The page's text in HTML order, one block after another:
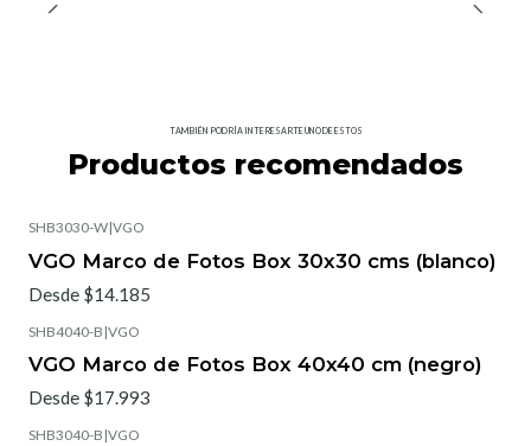
TAMBIÉN PODRÍA INTERESARTE UNO DE ESTOS
Productos recomendados
SHB3030-W|VGO
VGO Marco de Fotos Box 30x30 cms (blanco)
Desde $14.185
SHB4040-B |VGO
VGO Marco de Fotos Box 40x40 cm (negro)
Desde $17.993
SHB3040-B |VGO